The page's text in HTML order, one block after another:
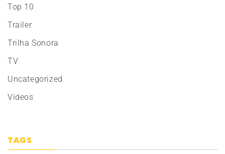
Top 10
Trailer
Trilha Sonora
TV
Uncategorized
Vídeos
TAGS